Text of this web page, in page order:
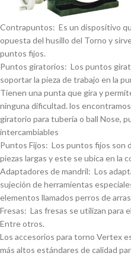
Contrapuntos: Es un dispositivo
opuesta del husillo del Torno y
puntos fijos.
Puntos giratorios: Los puntos
soportar la pieza de trabajo en la
Tienen una punta que gira y
ninguna dificultad. los
giratorio para tuberí­a o ball Nose,
intercambiables
Puntos Fijos: Los puntos fijos son
piezas largas y este se ubica en la
Adaptadores de mandril: Los
sujeción de herramientas
elementos llamados perros de
Fresas: Las fresas se utilizan para
Entre otros.
Los accesorios para torno Vertex
más altos estándares de calidad